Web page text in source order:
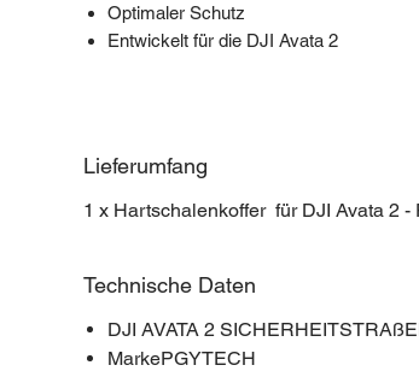
Optimaler Schutz
Entwickelt für die DJI Avata 2
Lieferumfang
1 x Hartschalenkoffer für DJI Avata 2 -
Technische Daten
DJI AVATA 2
MarkePGYTECH